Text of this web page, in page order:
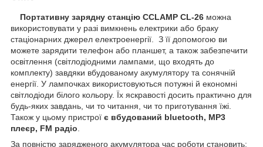
Портативну зарядну станцію CCLAMP CL-26 можна
використовувати у разі вимкнень електрики або браку
стаціонарних джерел електроенергії. З її допомогою ви
можете зарядити телефон або планшет, а також забезпечити
освітлення (світлодіодними лампами, що входять до
комплекту) завдяки вбудованому акумулятору та сонячній
енергії. У лампочках використовуються потужні й економні
світлодіоди білого кольору. Їх яскравості досить практично для
будь-яких завдань, чи то читання, чи то приготування їжі.
Також у цьому пристрої є вбудований bluetooth, MP3
плеєр, FM радіо
За повністю зарядженого акумулятора час роботи становить: